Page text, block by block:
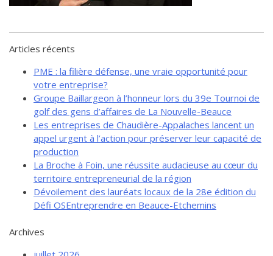
de solidarité
Événements et formations
Documentation
Articles récents
PME : la filière défense, une vraie opportunité pour
votre entreprise?
Groupe Baillargeon à l’honneur lors du 39e Tournoi de
golf des gens d’affaires de La Nouvelle-Beauce
Les entreprises de Chaudière-Appalaches lancent un
appel urgent à l’action pour préserver leur capacité de
production
La Broche à Foin, une réussite audacieuse au cœur du
territoire entrepreneurial de la région
Dévoilement des lauréats locaux de la 28e édition du
Défi OSEntreprendre en Beauce-Etchemins
Archives